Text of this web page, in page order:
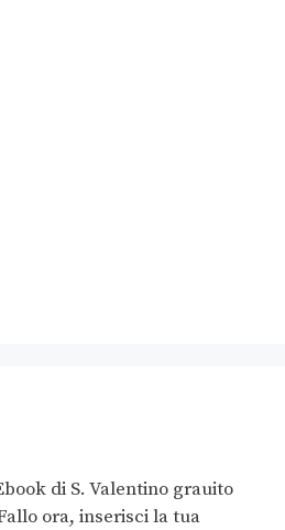
di S. Valentino grauito
ora, inserisci la tua